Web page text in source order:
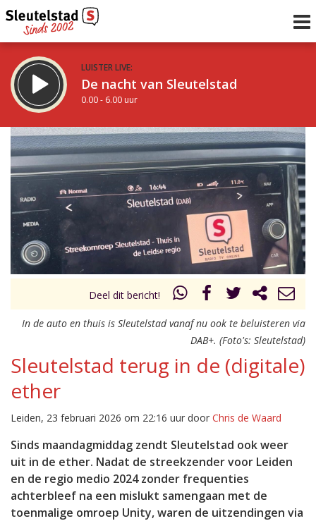
LUISTER LIVE:
De nacht van Sleutelstad
0.00 - 6.00 uur
STRAKS:
De ochtend van Sleutelstad
6.00 - 12.00 uur
Vorig uur
uur 1 van 0 Volgend uur
Deel dit bericht!
In de auto en thuis is Sleutelstad vanaf nu ook te beluisteren via
DAB+. (Foto's: Sleutelstad)
Sleutelstad terug in de (digitale)
ether
Leiden, 23 februari 2026 om 22:16 uur door Chris de Waard
Sinds maandagmiddag zendt Sleutelstad ook weer
uit in de ether. Nadat de streekzender voor Leiden
en de regio medio 2024 zonder frequenties
achterbleef na een mislukt samengaan met de
toenmalige omroep Unity, waren de uitzendingen via